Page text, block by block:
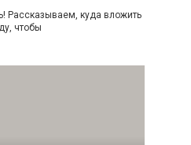
Рассказываем, куда вложить
чтобы